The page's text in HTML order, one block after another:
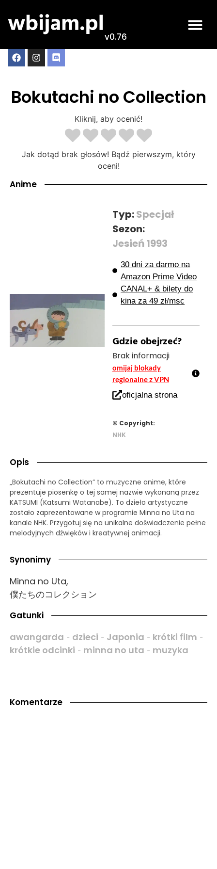
v0.76
Bokutachi no Collection
Kliknij, aby ocenić!
Jak dotąd brak głosów! Bądź pierwszym, który
oceni!
Anime
Typ:Specjał
Sezon:
Jesień 1993
30 dni za darmo na
Amazon Prime Video
CANAL+ & bilety do
kina za 49 zł/msc
Gdzie obejrzeć?
Brak informacji
omijaj blokady
regionalne z VPN
oficjalna strona
© Copyright:
NHK
Opis
„Bokutachi no Collection” to muzyczne anime, które
prezentuje piosenkę o tej samej nazwie wykonaną przez
KATSUMI (Katsumi Watanabe). To dzieło artystyczne
zostało zaprezentowane w programie Minna no Uta na
kanale NHK. Przygotuj się na unikalne doświadczenie pełne
melodyjnych dźwięków i kreatywnej animacji.
Synonimy
Minna no Uta,
僕たちのコレクション
Gatunki
awangarda - dzieci - Japonia - krótki film -
krótkie odcinki - minna no uta - muzyka
Komentarze